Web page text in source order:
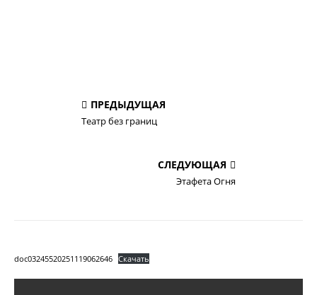
ПРЕДЫДУЩАЯ
Театр без границ
СЛЕДУЮЩАЯ
Этафета Огня
doc03245520251119062646 Скачать